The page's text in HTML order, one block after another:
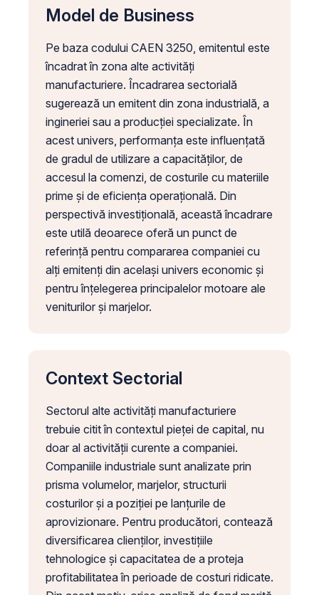
Model de Business
Pe baza codului CAEN 3250, emitentul este
încadrat în zona alte activități
manufacturiere. Încadrarea sectorială
sugerează un emitent din zona industrială, a
ingineriei sau a producției specializate. În
acest univers, performanța este influențată
de gradul de utilizare a capacităților, de
accesul la comenzi, de costurile cu materiile
prime și de eficiența operațională. Din
perspectivă investițională, această încadrare
este utilă deoarece oferă un punct de
referință pentru compararea companiei cu
alți emitenți din același univers economic și
pentru înțelegerea principalelor motoare ale
veniturilor și marjelor.
Context Sectorial
Sectorul alte activități manufacturiere
trebuie citit în contextul pieței de capital, nu
doar al activității curente a companiei.
Companiile industriale sunt analizate prin
prisma volumelor, marjelor, structurii
costurilor și a poziției pe lanțurile de
aprovizionare. Pentru producători, contează
diversificarea clienților, investițiile
tehnologice și capacitatea de a proteja
profitabilitatea în perioade de costuri ridicate.